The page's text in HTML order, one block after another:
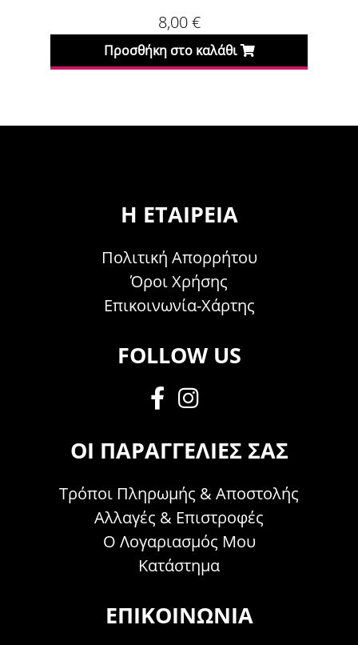
8,00€
Προσθήκη στο καλάθι
Η ΕΤΑΙΡΕΊΑ
Πολιτική Απορρήτου
Όροι Χρήσης
Επικοινωνία-Χάρτης
FOLLOW US
ΟΙ ΠΑΡΑΓΓΕΛΊΕΣ ΣΑΣ
Τρόποι Πληρωμής & Αποστολής
Αλλαγές & Επιστροφές
Ο Λογαριασμός Μου
Κατάστημα
ΕΠΙΚΟΙΝΩΝΊΑ